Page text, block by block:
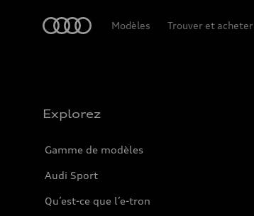
Modèles Trouver et acheter
Explorez
Gamme de modèles
Audi Sport
Qu’est-ce que l’e-tron